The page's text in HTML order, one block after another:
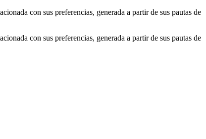
con sus preferencias, generada a partir de sus pautas de
con sus preferencias, generada a partir de sus pautas de